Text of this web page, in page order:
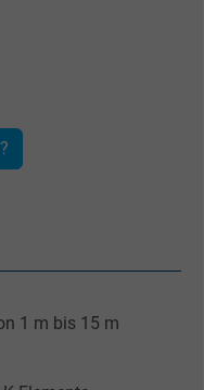
1 m bis 15 m